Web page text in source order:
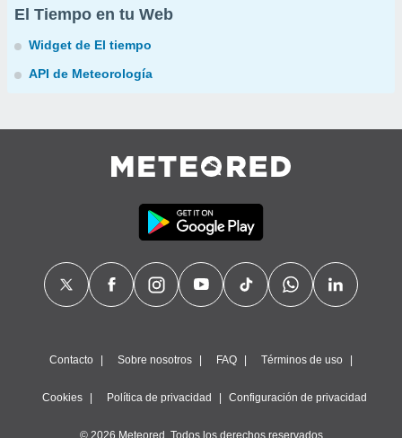
El Tiempo en tu Web
Widget de El tiempo
API de Meteorología
Contacto Sobre nosotros FAQ Términos de uso
Cookies Política de privacidad Configuración de privacidad
© 2026 Meteored. Todos los derechos reservados